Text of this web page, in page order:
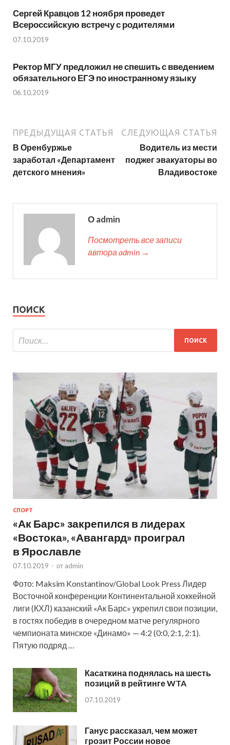
Сергей Кравцов 12 ноября проведет
Всероссийскую встречу с родителями
07.10.2019
Ректор МГУ предложил не спешить с введением
обязательного ЕГЭ по иностранному языку
06.10.2019
ПРЕДЫДУЩАЯ СТАТЬЯ
В Оренбуржье
заработал «Департамент
детского мнения»
СЛЕДУЮЩАЯ СТАТЬЯ
Водитель из мести
поджег эвакуаторы во
Владивостоке
О admin
Посмотреть все записи
автора admin →
ПОИСК
СПОРТ
«Ак Барс» закрепился в лидерах
«Востока», «Авангард» проиграл
в Ярославле
07.10.2019 - от admin
Фото: Maksim Konstantinov/Global Look Press Лидер
Восточной конференции Континентальной хоккейной
лиги (КХЛ) казанский «Ак Барс» укрепил свои позиции,
в гостях победив в очередном матче регулярного
чемпионата минское «Динамо» — 4:2 (0:0, 2:1, 2:1).
Пятую подряд …
Касаткина поднялась на шесть
позиций в рейтинге WTA
07.10.2019
Ганус рассказал, чем может
грозит России новое